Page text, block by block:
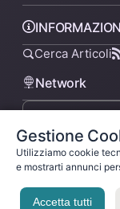
Gestione
Utilizziamo cookie
e mostrarti annunci
Accetta tutti
Cerca Articoli
Network
lsnn.net